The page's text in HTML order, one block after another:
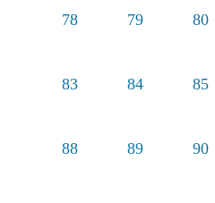
78 79 80
83 84 85
88 89 90